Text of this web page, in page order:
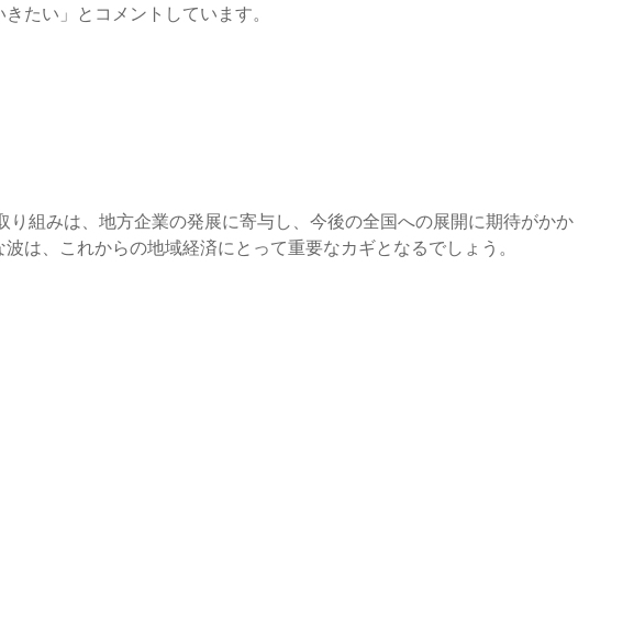
たい」とコメントしています。
り組みは、地方企業の発展に寄与し、今後の全国への展開に期待がかか
は、これからの地域経済にとって重要なカギとなるでしょう。